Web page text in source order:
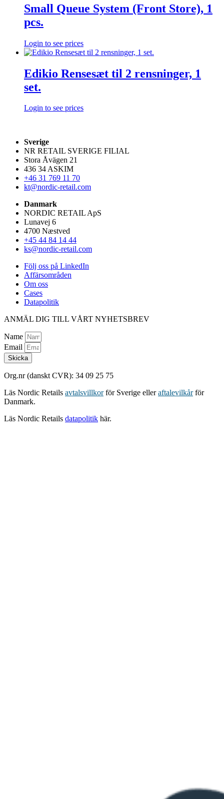
Small Queue System (Front Store), 1
pcs.
Login to see prices
Edikio Rensesæt til 2 rensninger, 1
set.
Login to see prices
Sverige
NR RETAIL SVERIGE FILIAL
Stora Åvägen 21
436 34 ASKIM
+46 31 769 11 70
kt@nordic-retail.com
Danmark
NORDIC RETAIL ApS
Lunavej 6
4700 Næstved
+45 44 84 14 44
ks@nordic-retail.com
Följ oss på LinkedIn
Affärsområden
Om oss
Cases
Datapolitik
ANMÄL DIG TILL VÅRT NYHETSBREV
Name
Email
Skicka
Org.nr (danskt CVR): 34 09 25 75
Läs Nordic Retails avtalsvillkor för Sverige elleraftalevilkår för
Danmark.
Läs Nordic Retails datapolitik här.